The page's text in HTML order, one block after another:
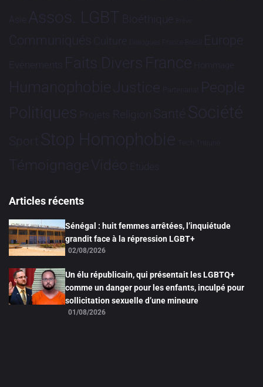
Asie Assos. LGBT Bioéthique Brève
Communiqués Culture Dialogues France-Brésil Europe
Evénements Faits Divers France Hommage
HumanophobieJustice Partenariat People
Politiques Projets Religion Santé Société
Sport Stop Homophobie Tech Tribune
TémoignageVidéo Études
Articles récents
Sénégal : huit femmes arrêtées, l’inquiétude
grandit face à la répression LGBT+
02/08/2026
Un élu républicain, qui présentait les LGBTQ+
comme un danger pour les enfants, inculpé pour
sollicitation sexuelle d’une mineure
01/08/2026